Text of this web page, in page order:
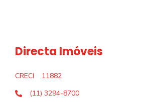
Directa Imóveis
CRECI
11882
(11) 3294-8700